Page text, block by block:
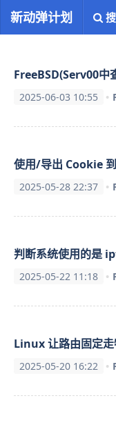
新动弹计划
FreeBSD(Serv00中
2025-06-03 10:55
使用/导出 Cookie
2025-05-28 22:37
判断系统使用的是
2025-05-22 11:18
Linux 让路由固定走
2025-05-20 16:22